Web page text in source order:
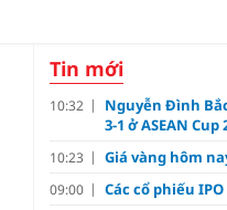
Tin mới
10:32
Nguyễn Đình
3-1 ở ASEAN Cup
10:23 Giá vàng hôm
09:00 Các cổ phiếu